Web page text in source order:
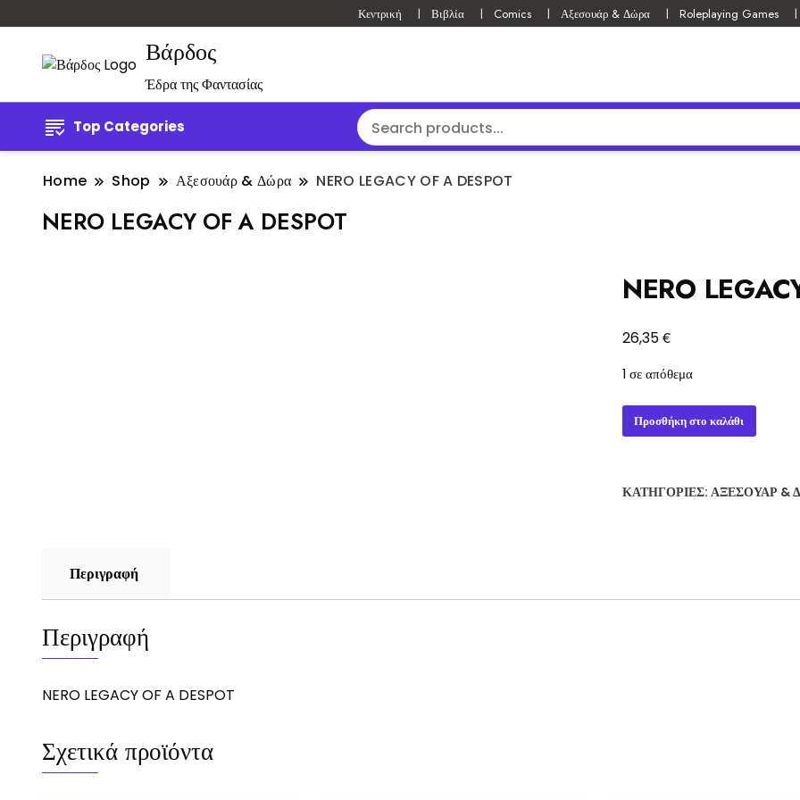
Κεντρική Βιβλία Comics Αξεσουάρ & Δώρα Roleplaying Games
Βάρδος
Έδρα της Φαντασίας
Top Categories
Home Shop Αξεσουάρ & Δώρα NERO LEGACY OF A DESPOT
NERO LEGACY OF A DESPOT
NERO
26,35€
1 σε απόθεμα
NERO
LEGACY
DESPOT
Προσθήκη στο καλάθι
ΚΑΤΗΓΟΡΊΕΣ: ΑΞΕΣΟΥΆΡ &
Περιγραφή
Περιγραφή
NERO LEGACY OF A DESPOT
Σχετικά προϊόντα